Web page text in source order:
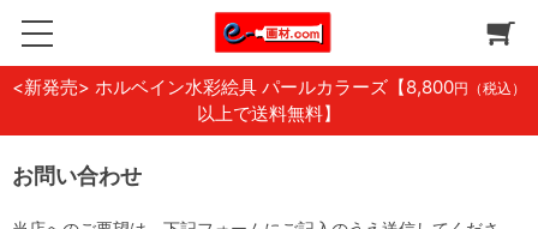
<新発売> ホルベイン水彩絵具 パールカラーズ 【8,800円（税込）
以上で送料無料】
お問い合わせ